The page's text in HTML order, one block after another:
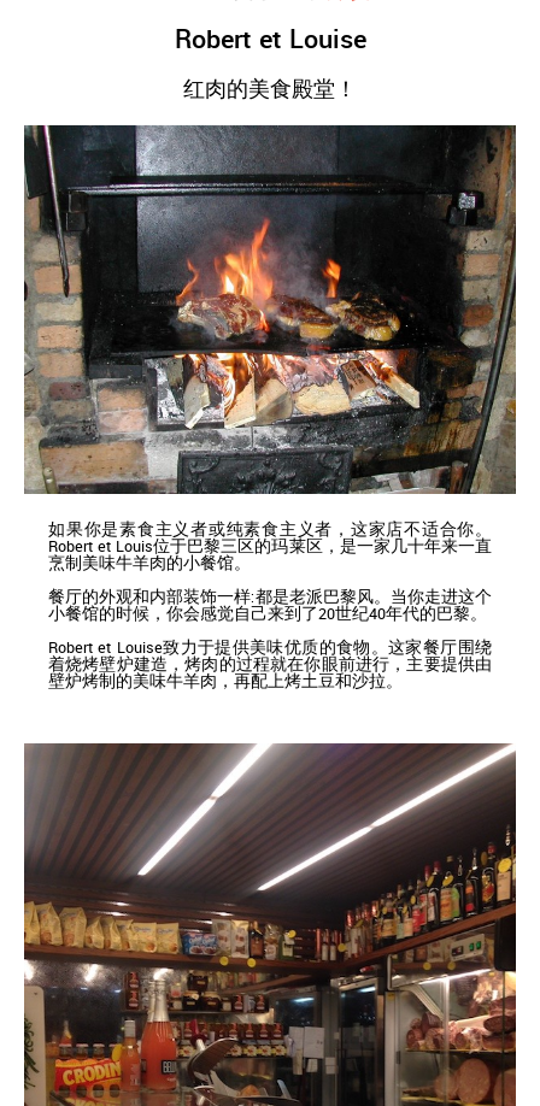
Robert et Louise
红肉的美食殿堂！
如果你是素食主义者或纯素食主义者，这家店不适合你。
Robert et Louis位于巴黎三区的玛莱区，是一家几十年来一直
烹制美味牛羊肉的小餐馆。
餐厅的外观和内部装饰一样:都是老派巴黎风。当你走进这个
小餐馆的时候，你会感觉自己来到了20世纪40年代的巴黎。
Robert et Louise致力于提供美味优质的食物。这家餐厅围绕
着烧烤壁炉建造，烤肉的过程就在你眼前进行，主要提供由
壁炉烤制的美味牛羊肉，再配上烤土豆和沙拉。